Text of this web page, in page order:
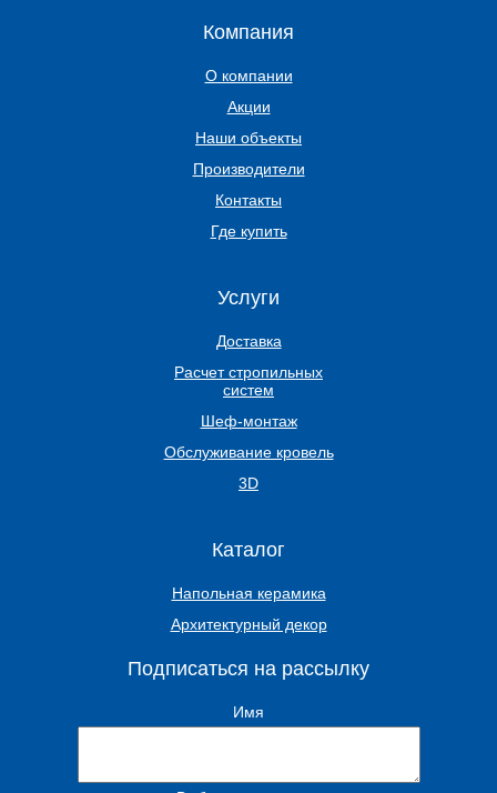
Компания
О компании
Акции
Наши объекты
Производители
Контакты
Где купить
Услуги
Доставка
Расчет стропильных
систем
Шеф-монтаж
Обслуживание кровель
3D
Каталог
Напольная керамика
Архитектурный декор
Подписаться на рассылку
Имя